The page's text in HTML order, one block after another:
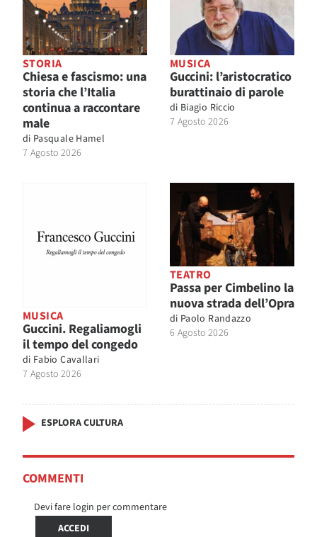
STORIA
Chiesa e fascismo: una
storia che l’Italia
continua a raccontare
male
di Pasquale Hamel
7 Agosto 2026
MUSICA
Guccini: l’aristocratico
burattinaio di parole
di Biagio Riccio
7 Agosto 2026
MUSICA
Guccini. Regaliamogli
il tempo del congedo
di Fabio Cavallari
7 Agosto 2026
TEATRO
Passa per Cimbelino la
nuova strada dell’Opra
di Paolo Randazzo
6 Agosto 2026
ESPLORA CULTURA
COMMENTI
Devi fare login per commentare
ACCEDI